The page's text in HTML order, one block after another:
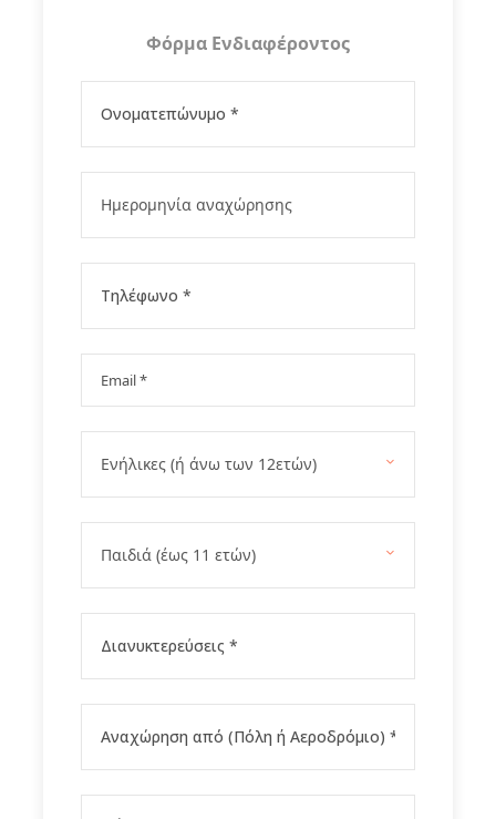
Φόρμα Ενδιαφέροντος
Πρόγραμμα
Ζυρίχη, περιήγηση
2η ημέρα Ζυρίχη - Λουκέρνη - Ζυρίχη
3η ημέρα Με το Αλπικό τραίνο στο Σαιν
Μόριτζ!!!!
και την όμορφη πρωτεύουσα Βέρνη
Ζυρίχη